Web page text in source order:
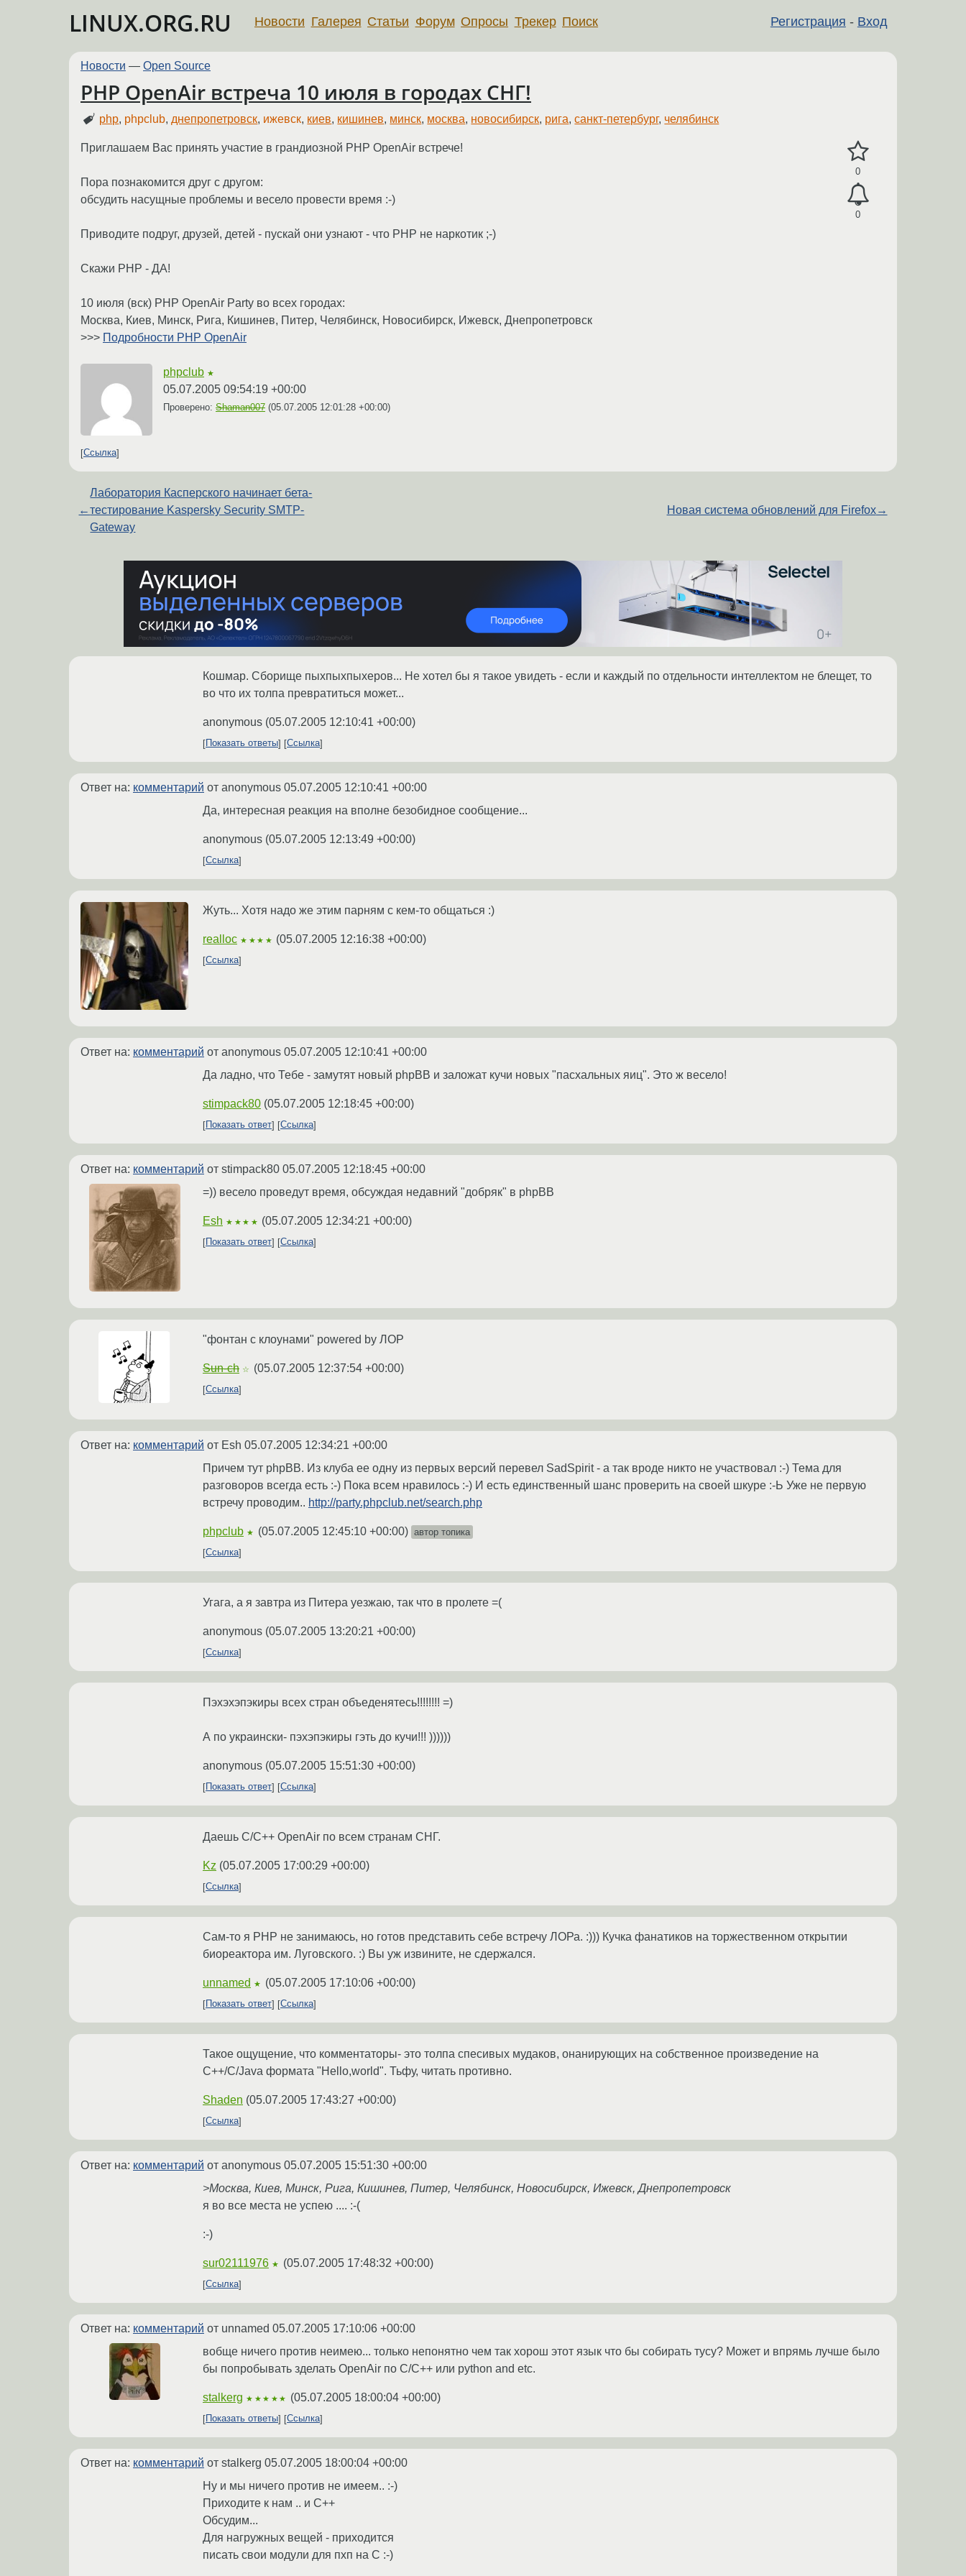
LINUX.ORG.RU Регистрация - Вход
Новости Галерея Статьи Форум Опросы Трекер Поиск
Новости — Open Source
PHP OpenAir встреча 10 июля в городах СНГ!
php, phpclub, днепропетровск, ижевск, киев, кишинев, минск, москва, новосибирск, рига,санкт-петербург, челябинск
0
0
Приглашаем Вас принять участие в грандиозной PHP OpenAir встрече!
Пора познакомится друг с другом:
обсудить насущные проблемы и весело провести время :-)
Приводите подруг, друзей, детей - пускай они узнают - что PHP не наркотик ;-)
Скажи PHP - ДА!
10 июля (вск) PHP OpenAir Party во всех городах:
Москва, Киев, Минск, Рига, Кишинев, Питер, Челябинск, Новосибирск, Ижевск, Днепропетровск
>>> Подробности PHP OpenAir
phpclub ★
05.07.2005 09:54:19 +00:00
Проверено: Shaman007 (05.07.2005 12:01:28 +00:00)
Ссылка
←
Лаборатория Касперского начинает бета-
тестирование Kaspersky Security SMTP-
Gateway
Новая система обновлений для Firefox→
Кошмар. Сборище пыхпыхпыхеров... Не хотел бы я такое увидеть - если и каждый по отдельности интеллектом не блещет, то
во что их толпа превратиться может...
anonymous (05.07.2005 12:10:41 +00:00)
Показать ответы Ссылка
Ответ на: комментарий от anonymous 05.07.2005 12:10:41 +00:00
Да, интересная реакция на вполне безобидное сообщение...
anonymous (05.07.2005 12:13:49 +00:00)
Ссылка
Жуть... Хотя надо же этим парням с кем-то общаться :)
realloc ★★★★ (05.07.2005 12:16:38 +00:00)
Ссылка
Ответ на: комментарий от anonymous 05.07.2005 12:10:41 +00:00
Да ладно, что Тебе - замутят новый phpBB и заложат кучи новых "пасхальных яиц". Это ж весело!
stimpack80 (05.07.2005 12:18:45 +00:00)
Показать ответ Ссылка
Ответ на: комментарий от stimpack80 05.07.2005 12:18:45 +00:00
=)) весело проведут время, обсуждая недавний "добряк" в phpBB
Esh ★★★★ (05.07.2005 12:34:21 +00:00)
Показать ответ Ссылка
"фонтан с клоунами" powered by ЛОР
Sun-ch ☆ (05.07.2005 12:37:54 +00:00)
Ссылка
Ответ на: комментарий от Esh 05.07.2005 12:34:21 +00:00
Причем тут phpBB. Из клуба ее одну из первых версий перевел SadSpirit - а так вроде никто не участвовал :-) Тема для
разговоров всегда есть :-) Пока всем нравилось :-) И есть единственный шанс проверить на своей шкуре :-Ь Уже не первую
встречу проводим.. http://party.phpclub.net/search.php
phpclub ★ (05.07.2005 12:45:10 +00:00) автор топика
Ссылка
Угага, а я завтра из Питера уезжаю, так что в пролете =(
anonymous (05.07.2005 13:20:21 +00:00)
Ссылка
Пэхэхэпэкиры всех стран объеденятесь!!!!!!!! =)
А по украински- пэхэпэкиры гэть до кучи!!! ))))))
anonymous (05.07.2005 15:51:30 +00:00)
Показать ответ Ссылка
Даешь C/C++ OpenAir по всем странам СНГ.
Kz (05.07.2005 17:00:29 +00:00)
Ссылка
Сам-то я PHP не занимаюсь, но готов представить себе встречу ЛОРа. :))) Кучка фанатиков на торжественном открытии
биореактора им. Луговского. :) Вы уж извините, не сдержался.
unnamed ★ (05.07.2005 17:10:06 +00:00)
Показать ответ Ссылка
Такое ощущение, что комментаторы- это толпа спесивых мудаков, онанирующих на собственное произведение на
C++/C/Java формата "Hello,world". Тьфу, читать противно.
Shaden (05.07.2005 17:43:27 +00:00)
Ссылка
Ответ на: комментарий от anonymous 05.07.2005 15:51:30 +00:00
>Москва, Киев, Минск, Рига, Кишинев, Питер, Челябинск, Новосибирск, Ижевск, Днепропетровск
я во все места не успею .... :-(
:-)
sur02111976 ★ (05.07.2005 17:48:32 +00:00)
Ссылка
Ответ на: комментарий от unnamed 05.07.2005 17:10:06 +00:00
вобще ничего против неимею... только непонятно чем так хорош этот язык что бы собирать тусу? Может и впрямь лучше было
бы попробывать зделать OpenAir по C/C++ или python and etc.
stalkerg ★★★★★ (05.07.2005 18:00:04 +00:00)
Показать ответы Ссылка
Ответ на: комментарий от stalkerg 05.07.2005 18:00:04 +00:00
Ну и мы ничего против не имеем.. :-)
Приходите к нам .. и С++
Обсудим...
Для нагружных вещей - приходится
писать свои модули для пхп на С :-)